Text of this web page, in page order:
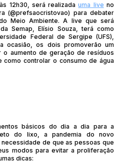
12h30, será realizadauma live no
(@prefsaocristovao) para debater
Meio Ambiente. A live que será
Semap, Elísio Souza, terá como
Federal de Sergipe (UFS),
ocasião, os dois promoverão um
aumento de geração de resíduos
controlar o consumo de água
básicos do dia a dia para a
do lixo, a pandemia do novo
de que as pessoas que
modos para evitar a proliferação
dicas: